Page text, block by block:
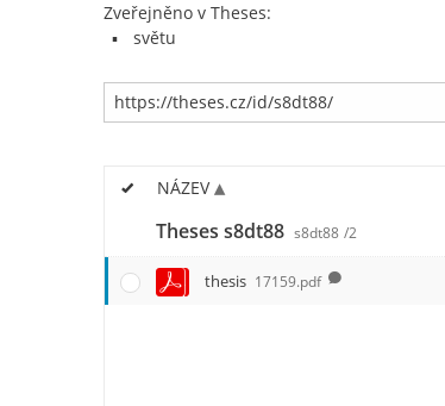
Zveřejněno v Theses:
světu
NÁZEV
Theses s8dt88 s8dt88 /2
thesis 17159.pdf